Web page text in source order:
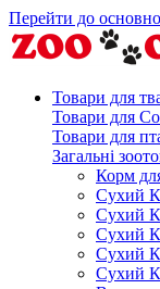
Перейти до
Товари для
Товари для
Товари для
Загальні
Корм
Сухий
Сухий
Сухий
Сухий
Сухий